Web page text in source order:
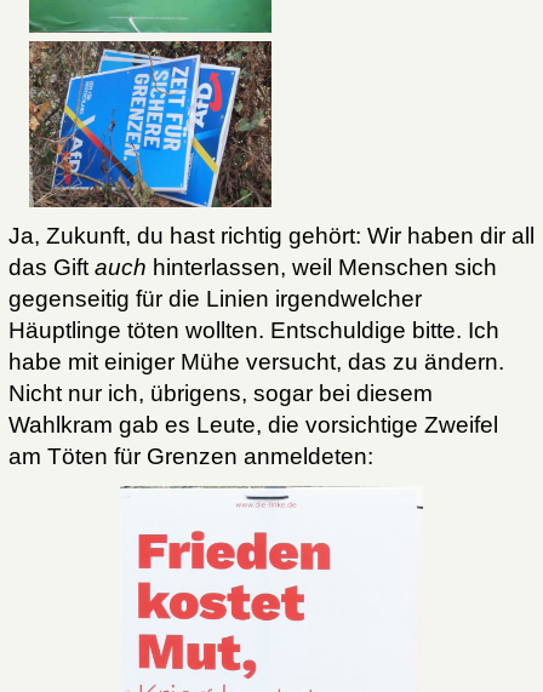
Ja, Zukunft, du hast richtig gehört: Wir haben dir all
das Gift auch hinterlassen, weil Menschen sich
gegenseitig für die Linien irgendwelcher
Häuptlinge töten wollten. Entschuldige bitte. Ich
habe mit einiger Mühe versucht, das zu ändern.
Nicht nur ich, übrigens, sogar bei diesem
Wahlkram gab es Leute, die vorsichtige Zweifel
am Töten für Grenzen anmeldeten: